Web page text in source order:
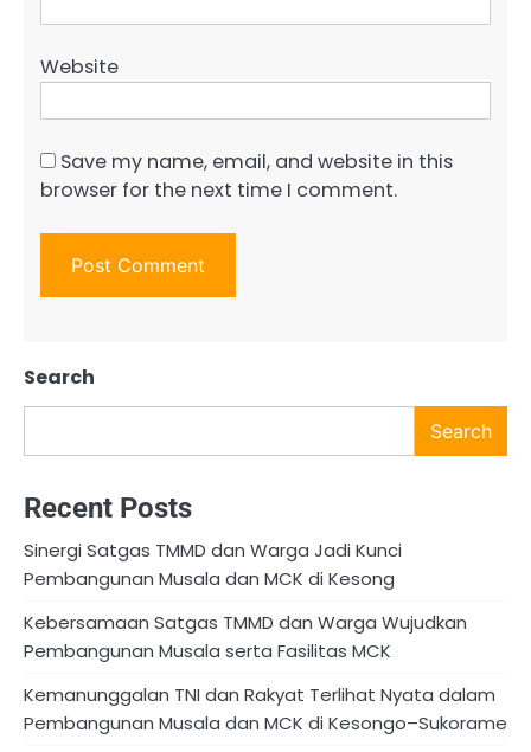
Website
Save my name, email, and website in this
browser for the next time I comment.
Search
Search
Recent Posts
Sinergi Satgas TMMD dan Warga Jadi Kunci
Pembangunan Musala dan MCK di Kesong
Kebersamaan Satgas TMMD dan Warga Wujudkan
Pembangunan Musala serta Fasilitas MCK
Kemanunggalan TNI dan Rakyat Terlihat Nyata dalam
Pembangunan Musala dan MCK di Kesongo–Sukorame